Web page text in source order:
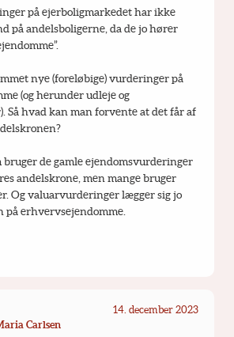
på ejerboligmarkedet har ikke
på andelsboligerne, da de jo hører
nye (foreløbige) vurderinger på
(og herunder udleje og
Så hvad kan man forvente at det får af
bruger de gamle ejendomsvurderinger
andelskrone, men mange bruger
Og valuarvurderinger lægger sig jo
på erhvervsejendomme.
Carlsen
14. december 2023